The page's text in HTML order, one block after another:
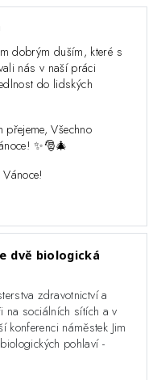
dobrým duším, které s
nás v naší práci
do lidských
Všechno
✨️🎅🎄
dvě biologická
zdravotnictví a
na sociálních sítích a v
konferenci náměstek Jim
pohlaví -